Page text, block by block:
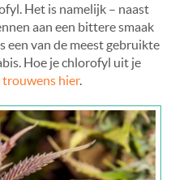
Het is namelijk – naast
aan een bittere smaak
een van de meest gebruikte
Hoe je chlorofyl uit je
trouwens hier.